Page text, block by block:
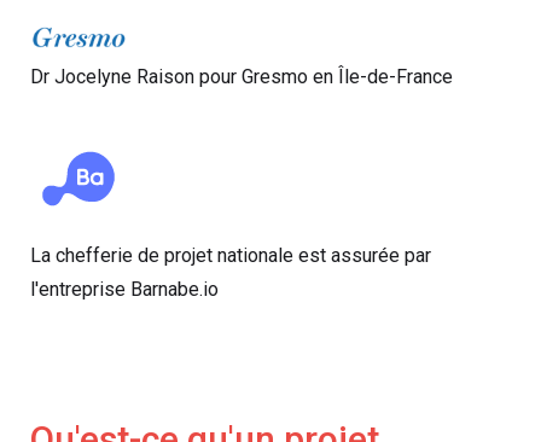
Dr Jocelyne Raison pour Gresmo en Île-de-France
La chefferie de projet nationale est assurée par
l'entreprise Barnabe.io